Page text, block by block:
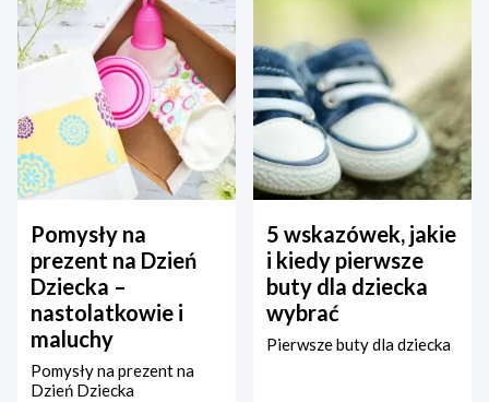
Pomysły na
prezent na Dzień
Dziecka –
nastolatkowie i
maluchy
Pomysły na prezent na
Dzień Dziecka
5 wskazówek, jakie
i kiedy pierwsze
buty dla dziecka
wybrać
Pierwsze buty dla dziecka